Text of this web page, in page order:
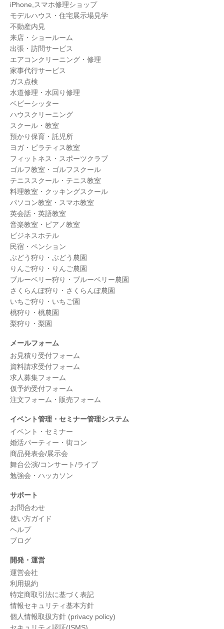
iPhone,スマホ修理ショップ
モデルハウス・住宅展示場見学
不動産内見
来店・ショールーム
出張・訪問サービス
エアコンクリーニング・修理
家事代行サービス
ガス点検
水道修理・水回り修理
ベビーシッター
ハウスクリーニング
スクール・教室
預かり保育・託児所
ヨガ・ピラティス教室
フィットネス・スポーツクラブ
ゴルフ教室・ゴルフスクール
テニススクール・テニス教室
料理教室・クッキングスクール
パソコン教室・スマホ教室
英会話・英語教室
音楽教室・ピアノ教室
ビジネスホテル
民宿・ペンション
ぶどう狩り・ぶどう農園
りんご狩り・りんご農園
ブルーベリー狩り・ブルーベリー農園
さくらんぼ狩り・さくらんぼ農園
いちご狩り・いちご園
桃狩り・桃農園
梨狩り・梨園
メールフォーム
お見積り受付フォーム
資料請求受付フォーム
求人募集フォーム
仮予約受付フォーム
注文フォーム・販売フォーム
イベント管理・セミナー管理システム
イベント・セミナー
婚活パーティー・街コン
商品発表会/展示会
舞台公演/コンサート/ライブ
勉強会・ハッカソン
サポート
お問合わせ
使い方ガイド
ヘルプ
ブログ
開発・運営
運営会社
利用規約
特定商取引法に基づく表記
情報セキュリティ基本方針
個人情報取扱方針 (privacy policy)